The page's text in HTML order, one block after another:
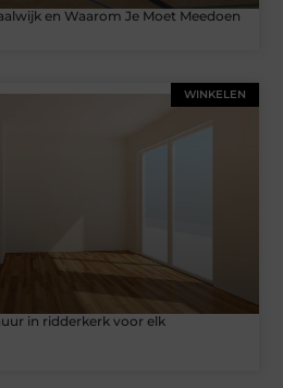
en Waarom Je Moet Meedoen
WINKELEN
in ridderkerk voor elk